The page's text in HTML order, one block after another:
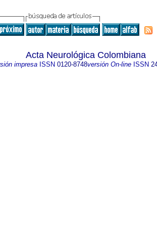
Acta Neurológica Colombiana
impresaISSN 0120-8748versión On-lineISSN